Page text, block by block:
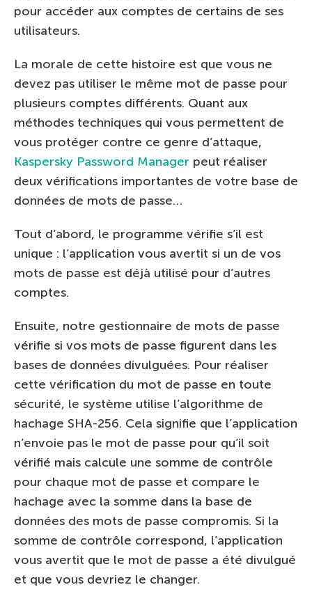
pour accéder aux comptes de certains de ses
utilisateurs.
La morale de cette histoire est que vous ne
devez pas utiliser le même mot de passe pour
plusieurs comptes différents. Quant aux
méthodes techniques qui vous permettent de
vous protéger contre ce genre d’attaque,
Kaspersky Password Manager peut réaliser
deux vérifications importantes de votre base de
données de mots de passe…
Tout d’abord, le programme vérifie s’il est
unique : l’application vous avertit si un de vos
mots de passe est déjà utilisé pour d’autres
comptes.
Ensuite, notre gestionnaire de mots de passe
vérifie si vos mots de passe figurent dans les
bases de données divulguées. Pour réaliser
cette vérification du mot de passe en toute
sécurité, le système utilise l’algorithme de
hachage SHA-256. Cela signifie que l’application
n’envoie pas le mot de passe pour qu’il soit
vérifié mais calcule une somme de contrôle
pour chaque mot de passe et compare le
hachage avec la somme dans la base de
données des mots de passe compromis. Si la
somme de contrôle correspond, l’application
vous avertit que le mot de passe a été divulgué
et que vous devriez le changer.